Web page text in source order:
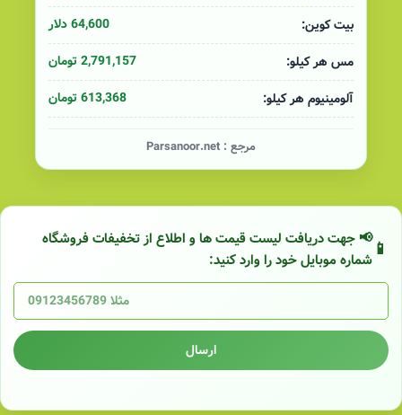
بیت کوین:
64,600 دلار
مس هر کیلو:
2,791,157 تومان
آلومینیوم هر کیلو:
613,368 تومان
مرجع : Parsanoor.net
📢 جهت دریافت لیست قیمت ها و اطلاع از تخفیفات فروشگاه
شماره موبایل خود را وارد کنید:
ارسال